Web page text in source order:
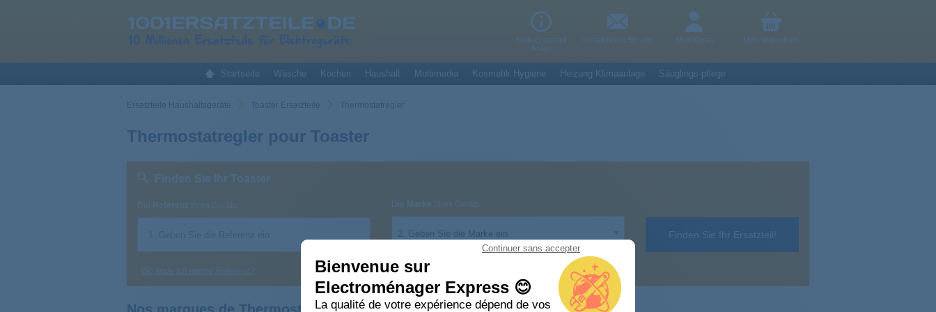
Continuer sans accepter
Bienvenue sur
Electroménager Express 😊
La qualité de votre expérience dépend de vos
Mein Ersatzteil
finden
Kontaktieren Sie uns Mein Konto Mein Warenkorb
Startseite Wäsche Kochen Haushalt Multimedia Kosmetik Hygiene Heizung Klimaanlage Säuglings-pflege
Ersatzteile Haushaltsgeräte Toaster Ersatzteile Thermostatregler
Thermostatregler pour Toaster
Finden Sie Ihr Toaster
Die Referenz Ihres Geräts Die Marke Ihres Geräts
2. Geben Sie die Marke ein Finden Sie Ihr Ersatzteil!
Wo finde ich meine Referenz?